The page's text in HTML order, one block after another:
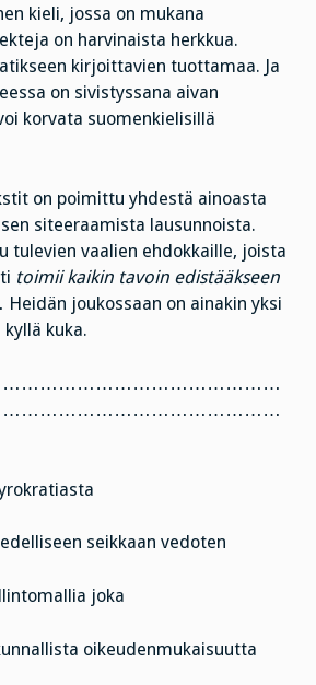
kieli, jossa on mukana
on harvinaista herkkua.
kirjoittavien tuottamaa. Ja
on sivistyssana aivan
korvata suomenkielisillä
on poimittu yhdestä ainoasta
siteeraamista lausunnoista.
tulevien vaalien ehdokkaille, joista
toimii kaikin tavoin edistääkseen
joukossaan on ainakin yksi
kuka.
seikkaan vedoten
joka
oikeudenmukaisuutta